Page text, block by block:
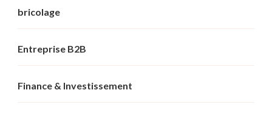
bricolage
Entreprise B2B
Finance & Investissement